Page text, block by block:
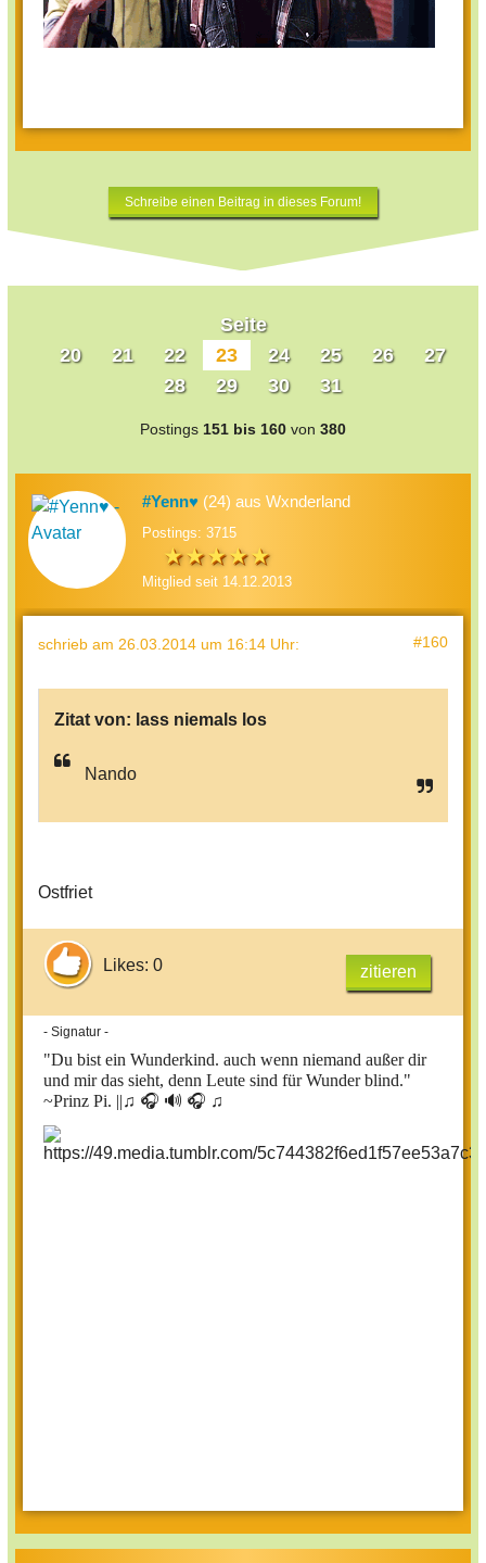
Schreibe einen Beitrag in dieses Forum!
Seite
20
21 22 23 24 25 26
27
28
29 30 31
Postings 151 bis 160 von 380
#Yenn♥ (24) aus Wxnderland
Postings: 3715
Mitglied seit 14.12.2013
schrieb am 26.03.2014 um 16:14 Uhr: #160
Zitat von: lass niemals los
Nando
Ostfriet
Likes: 0 zitieren
- Signatur -
"Du bist ein Wunderkind. auch wenn niemand außer dir
und mir das sieht, denn Leute sind für Wunder blind."
~Prinz Pi. ||♫ 🎧 🔊 🎧 ♫